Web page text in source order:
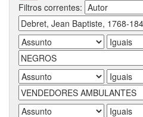
Filtros correntes: